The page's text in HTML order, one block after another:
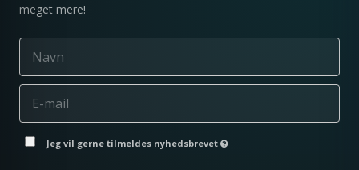
meget mere!
Jeg vil gerne tilmeldes nyhedsbrevet